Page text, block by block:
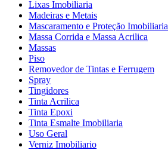
Lixas Imobiliaria
Madeiras e Metais
Mascaramento e Proteção Imobiliaria
Massa Corrida e Massa Acrilica
Massas
Piso
Removedor de Tintas e Ferrugem
Spray
Tingidores
Tinta Acrilica
Tinta Epoxi
Tinta Esmalte Imobiliaria
Uso Geral
Verniz Imobiliario